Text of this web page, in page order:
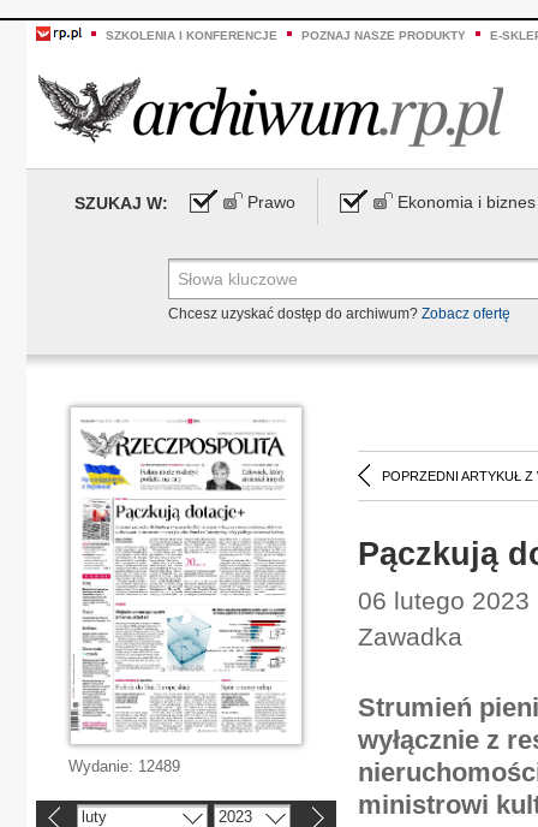
SZKOLENIA I KONFERENCJE POZNAJ NASZE PRODUKTY E-
SZUKAJ W: Prawo Ekonomia i biznes
Chcesz uzyskać dostęp do archiwum? Zobacz ofertę
POPRZEDNI ARTYKUŁ Z
Pączkują
06 lutego
Zawadka
Strumień
wyłącznie z
ministrowi
Wydanie: 12489
luty 2023